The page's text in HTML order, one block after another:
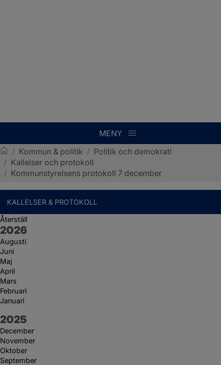
MENY
Sotenäs kommun
/ Kommun & politik / Politik och demokrati
/ Kallelser och protokoll
/ Kommunstyrelsens protokoll 7 december
KALLELSER & PROTOKOLL
Återställ
År:
2026
Augusti
Juni
Maj
April
Mars
Februari
Januari
År:
2025
December
November
Oktober
September